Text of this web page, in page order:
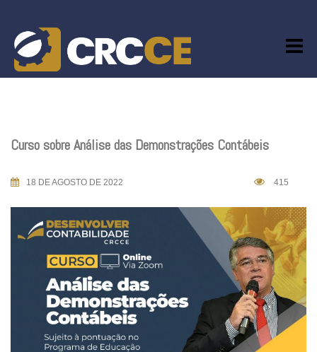
content
Curso sobre Análise das Demonstrações Contábeis
18 DE AGOSTO DE 2022 415